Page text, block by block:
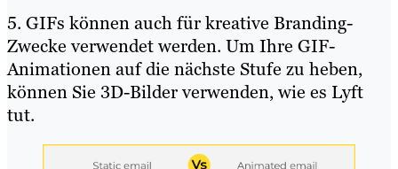
5. GIFs können auch für kreative Branding-
Zwecke verwendet werden. Um Ihre GIF-
Animationen auf die nächste Stufe zu heben,
können Sie 3D-Bilder verwenden, wie es Lyft
tut.